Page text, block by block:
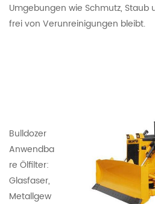
Umgebungen wie Schmutz, Staub
frei von Verunreinigungen bleibt.
Bulldozer
Anwendba
re Ölfilter:
Glasfaser,
Metallgew